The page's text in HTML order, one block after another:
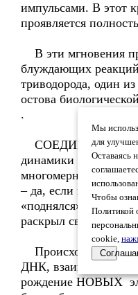
импульсами. В этот
проявляется
В эти мгновения
блуждающих реакций
триводорода, один
остова
.
СОЕДИНЕНИЕ
динамики ДНК-81
многомерную
– да, если позволяет
«поднялся» выше
раскрыл своё сердце.
Происходит
ДНК,
рождение НОВЫХ
Мы
для
Оставаясь
Чтобы
Политикой
cookie,